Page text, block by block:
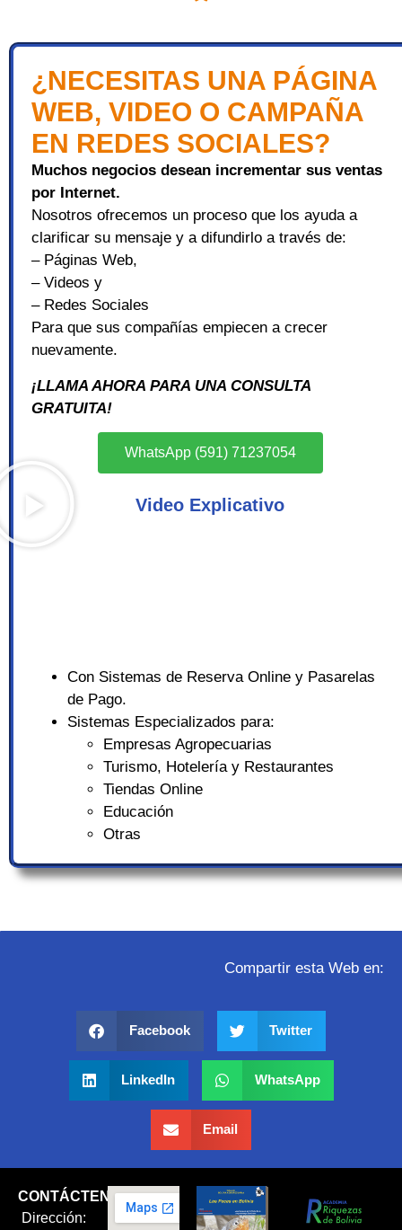
¿NECESITAS UNA PÁGINA
WEB, VIDEO O CAMPAÑA
EN REDES SOCIALES?
Muchos negocios desean incrementar sus ventas
por Internet.
Nosotros ofrecemos un proceso que los ayuda a
clarificar su mensaje y a difundirlo a través de:
– Páginas Web,
– Videos y
– Redes Sociales
Para que sus compañías empiecen a crecer
nuevamente.
¡LLAMA AHORA PARA UNA CONSULTA
GRATUITA!
WhatsApp (591) 71237054
Video Explicativo
Con Sistemas de Reserva Online y Pasarelas
de Pago.
Sistemas Especializados para:
Empresas Agropecuarias
Turismo, Hotelería y Restaurantes
Tiendas Online
Educación
Otras
Compartir esta Web en:
Facebook Twitter
LinkedIn WhatsApp
Email
CONTÁCTENOS
Dirección: